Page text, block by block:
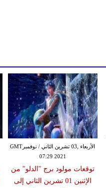
الأربعاء ,03 تشرين الثاني / نوفمبرGMT
07:29 2021
توقعات مولود برج "الدلو" من
الإثنين 01 تشرين الثاني إلى